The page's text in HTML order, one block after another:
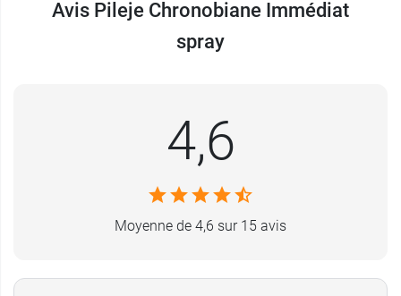
France
Avis Pileje Chronobiane Immédiat
spray
4,6
Moyenne de 4,6 sur 15 avis